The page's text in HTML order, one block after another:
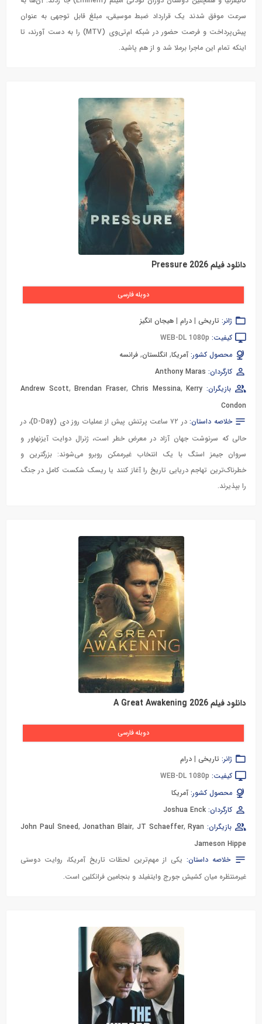
سرعت موفق شدند یک قرارداد ضبط موسیقی، مبلغ قابل توجهی به عنوان
پیش‌پرداخت و فرصت حضور در شبکه ام‌تی‌وی (MTV) را به دست آورند، تا
اینکه تمام این ماجرا برملا شد و از هم پاشید.
دانلود فیلم Pressure 2026
دوبله فارسی
ژانر: تاریخی | درام | هیجان انگیز
کیفیت: WEB-DL 1080p
محصول کشور: آمریکا, انگلستان, فرانسه
کارگردان: Anthony Maras
بازیگران:
Andrew Scott, Brendan Fraser, Chris Messina, Kerry
Condon
خلاصه داستان:
در ۷۲ ساعت پرتنش پیش از عملیات روز دی (D-Day)، در
حالی که سرنوشت جهان آزاد در معرض خطر است، ژنرال دوایت آیزنهاور و
سروان جیمز استگ با یک انتخاب غیرممکن روبرو می‌شوند: بزرگترین و
خطرناک‌ترین تهاجم دریایی تاریخ را آغاز کنند یا ریسک شکست کامل در جنگ
را بپذیرند.
دانلود فیلم A Great Awakening 2026
دوبله فارسی
ژانر: تاریخی | درام
کیفیت: WEB-DL 1080p
محصول کشور: آمریکا
کارگردان: Joshua Enck
بازیگران:
John Paul Sneed,Jonathan Blair, JT Schaeffer,Ryan
Jameson Hippe
خلاصه داستان: یکی از مهم‌ترین لحظات تاریخ آمریکا، روایت دوستی
غیرمنتظره میان کشیش جورج وایتفیلد و بنجامین فرانکلین است.